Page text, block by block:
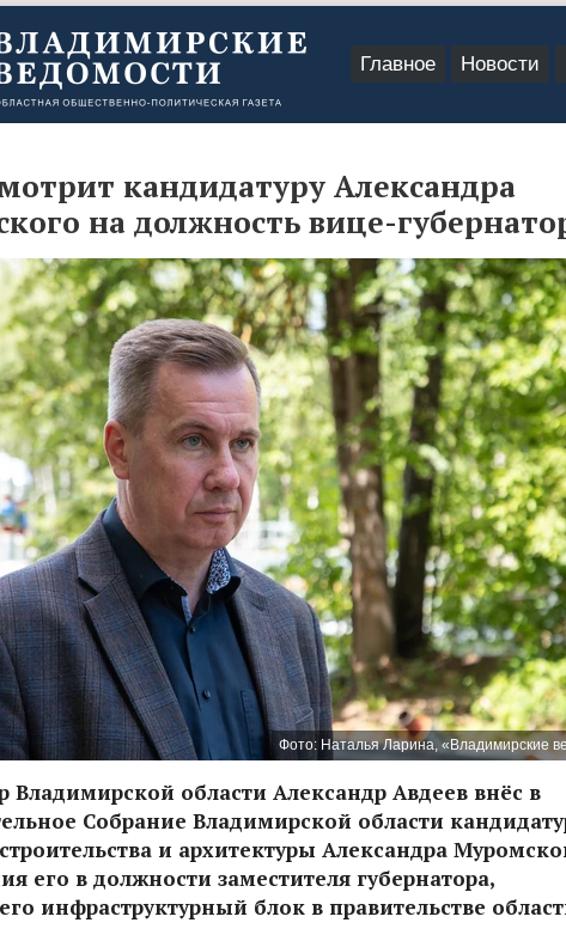
Главное Новости
кандидатуру Александра
на должность вице-
Фото: Наталья Ларина, «Владимирские
Владимирской области Александр Авдеев внёс в
Собрание Владимирской области
и архитектуры Александра
его в должности заместителя губернатора,
инфраструктурный блок в правительстве